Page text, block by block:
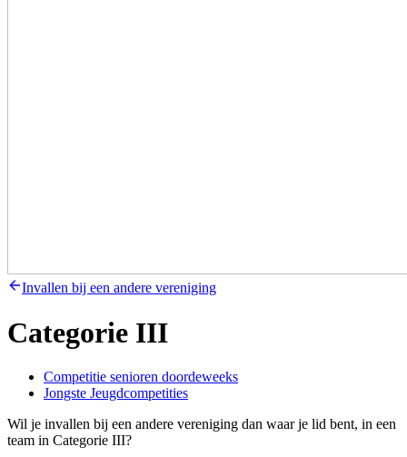
Invallen bij een andere vereniging
Categorie III
Competitie senioren doordeweeks
Jongste Jeugdcompetities
Wil je invallen bij een andere vereniging dan waar je lid bent, in een
team in Categorie III?